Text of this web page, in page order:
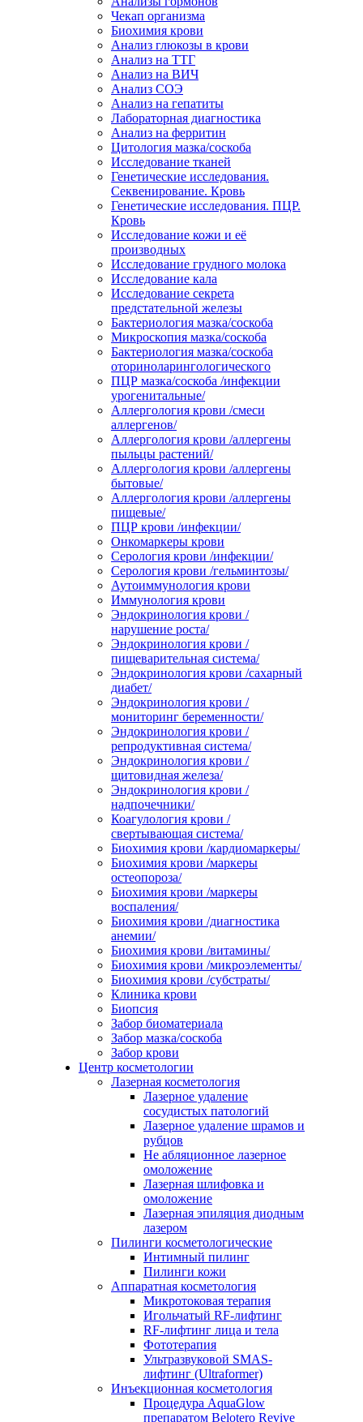
Чекап организма
Биохимия крови
Анализ глюкозы в крови
Анализ на ТТГ
Анализ на ВИЧ
Анализ СОЭ
Анализ на гепатиты
Лабораторная диагностика
Анализ на ферритин
Цитология мазка/соскоба
Исследование тканей
Генетические исследования.
Секвенирование. Кровь
Генетические исследования. ПЦР.
Кровь
Исследование кожи и её
производных
Исследование грудного молока
Исследование кала
Исследование секрета
предстательной железы
Бактериология мазка/соскоба
Микроскопия мазка/соскоба
Бактериология мазка/соскоба
оториноларингологического
ПЦР мазка/соскоба /инфекции
урогенитальные/
Аллергология крови /смеси
аллергенов/
Аллергология крови /аллергены
пыльцы растений/
Аллергология крови /аллергены
бытовые/
Аллергология крови /аллергены
пищевые/
ПЦР крови /инфекции/
Онкомаркеры крови
Серология крови /инфекции/
Серология крови /гельминтозы/
Аутоиммунология крови
Иммунология крови
Эндокринология крови /
нарушение роста/
Эндокринология крови /
пищеварительная система/
Эндокринология крови /сахарный
диабет/
Эндокринология крови /
мониторинг беременности/
Эндокринология крови /
репродуктивная система/
Эндокринология крови /
щитовидная железа/
Эндокринология крови /
надпочечники/
Коагулология крови /
свертывающая система/
Биохимия крови /кардиомаркеры/
Биохимия крови /маркеры
остеопороза/
Биохимия крови /маркеры
воспаления/
Биохимия крови /диагностика
анемии/
Биохимия крови /витамины/
Биохимия крови /микроэлементы/
Биохимия крови /субстраты/
Клиника крови
Биопсия
Забор биоматериала
Забор мазка/соскоба
Забор крови
Центр косметологии
Лазерная косметология
Лазерное удаление
сосудистых патологий
Лазерное удаление шрамов и
рубцов
Не абляционное лазерное
омоложение
Лазерная шлифовка и
омоложение
Лазерная эпиляция диодным
лазером
Пилинги косметологические
Интимный пилинг
Пилинги кожи
Аппаратная косметология
Микротоковая терапия
Игольчатый RF-лифтинг
RF-лифтинг лица и тела
Фототерапия
Ультразвуковой SMAS-
лифтинг (Ultraformer)
Инъекционная косметология
Процедура AquaGlow
препаратом Belotero Revive